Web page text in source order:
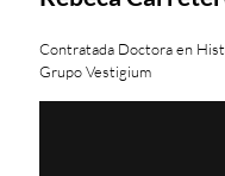
Contratada Doctora en
Grupo Vestigium